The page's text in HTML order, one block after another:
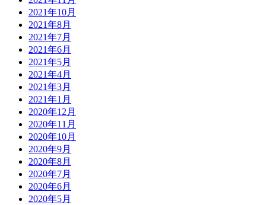
2021年10月
2021年8月
2021年7月
2021年6月
2021年5月
2021年4月
2021年3月
2021年1月
2020年12月
2020年11月
2020年10月
2020年9月
2020年8月
2020年7月
2020年6月
2020年5月